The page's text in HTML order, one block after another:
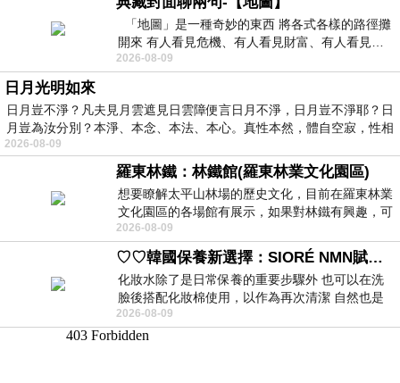
「地圖」是一種奇妙的東西 將各式各樣的路徑攤
開來 有人看見危機、有人看見財富、有人看見…
從中可以發掘出不同的
2026-08-09
日月光明如來
日月豈不淨？凡夫見月雲遮見日雲障便言日月不淨，日月豈不淨耶？日
月豈為汝分別？本淨、本念、本法、本心。真性本然，體自空寂，性相
2026-08-09
羅東林鐵：林鐵館(羅東林業文化園區)
想要瞭解太平山林場的歷史文化，目前在羅東林業
文化園區的各場館有展示，如果對林鐵有興趣，可
以到林鐵館。 這裡展示從山下
2026-08-09
♡♡韓國保養新選擇：SIORÉ NMN賦活泡泡化妝水♡♡
化妝水除了是日常保養的重要步驟外 也可以在洗
臉後搭配化妝棉使用，以作為再次清潔 自然也是
我的保養必備品項 不過，我對於化妝
2026-08-09